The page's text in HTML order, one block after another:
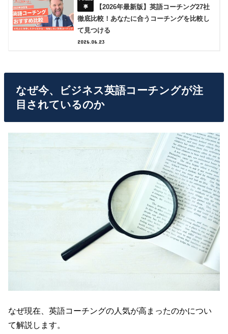
【2026年最新版】英語コーチング27社
徹底比較！あなたに合うコーチングを比較し
て見つける
2026.06.23
なぜ今、ビジネス英語コーチングが注
目されているのか
なぜ現在、英語コーチングの人気が高まったのかについ
て解説します。